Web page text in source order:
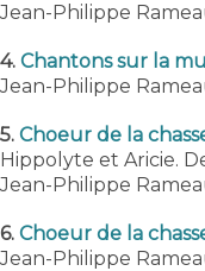
Jean-Philippe
4. Chantons sur la
Jean-Philippe
5. Choeur de la
Hippolyte et Aricie.
Jean-Philippe
6. Choeur de la
Jean-Philippe